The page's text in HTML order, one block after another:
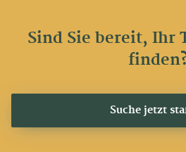
Sind Sie bereit, Ihr
Suche jetzt